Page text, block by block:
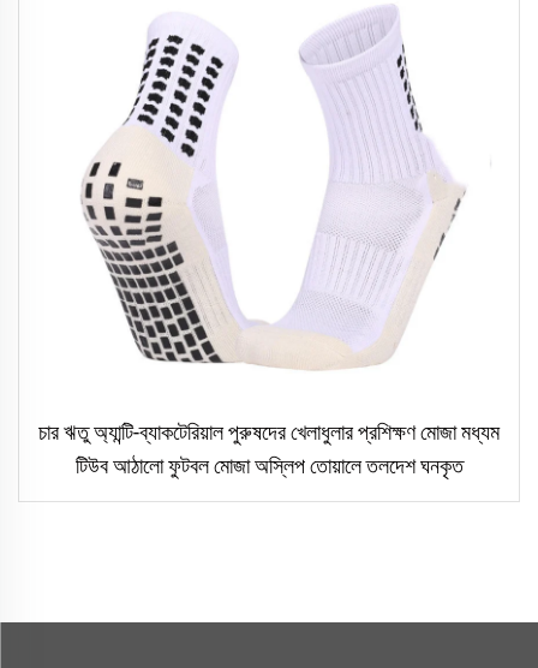
চার ঋতু অ্যান্টি-ব্যাকটেরিয়াল পুরুষদের খেলাধুলার প্রশিক্ষণ মোজা মধ্যম
টিউব আঠালো ফুটবল মোজা অস্লিপ তোয়ালে তলদেশ ঘনকৃত